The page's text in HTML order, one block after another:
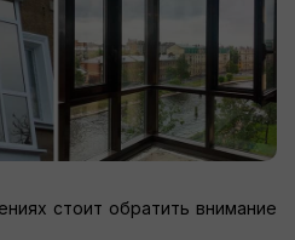
стоит обратить внимание